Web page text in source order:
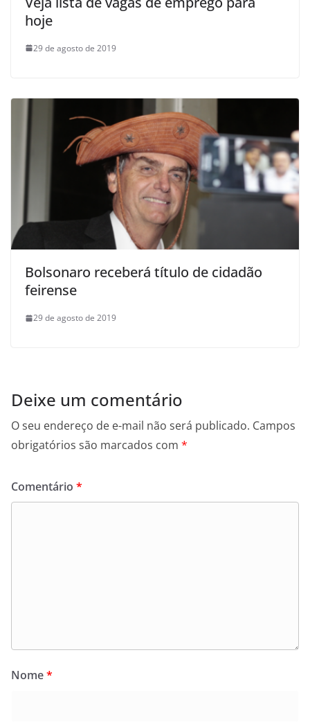
hoje
29 de agosto de 2019
Bolsonaro receberá título de cidadão
feirense
29 de agosto de 2019
Deixe um comentário
O seu endereço de e-mail não será publicado. Campos
obrigatórios são marcados com *
Comentário *
Nome*